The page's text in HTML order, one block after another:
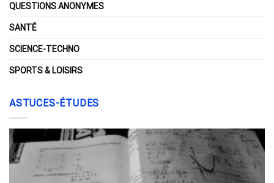
QUESTIONS ANONYMES
SANTÉ
SCIENCE-TECHNO
SPORTS & LOISIRS
ASTUCES-ÉTUDES